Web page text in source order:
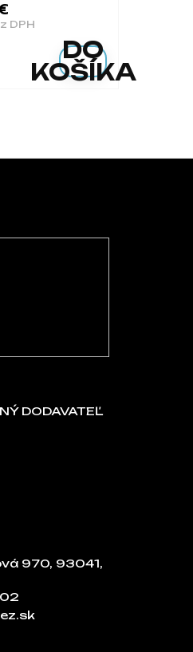
DPH
DO
KOŠÍKA
DODAVATEĽ
970, 93041,